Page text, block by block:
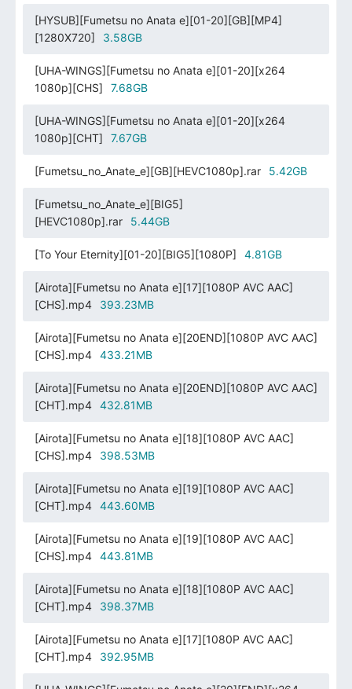
[HYSUB][Fumetsu no Anata e][01-20][GB][MP4]
[1280X720]
3.58GB
[UHA-WINGS][Fumetsu no Anata e][01-20][x264
1080p][CHS]
7.68GB
[UHA-WINGS][Fumetsu no Anata e][01-20][x264
1080p][CHT]
7.67GB
[Fumetsu_no_Anate_e][GB][HEVC1080p].rar 5.42GB
[Fumetsu_no_Anate_e][BIG5]
[HEVC1080p].rar
5.44GB
[To Your Eternity][01-20][BIG5][1080P] 4.81GB
[Airota][Fumetsu no Anata e][17][1080P AVC AAC]
[CHS].mp4
393.23MB
[Airota][Fumetsu no Anata e][20END][1080P AVC AAC]
[CHS].mp4
433.21MB
[Airota][Fumetsu no Anata e][20END][1080P AVC AAC]
[CHT].mp4
432.81MB
[Airota][Fumetsu no Anata e][18][1080P AVC AAC]
[CHS].mp4
398.53MB
[Airota][Fumetsu no Anata e][19][1080P AVC AAC]
[CHT].mp4
443.60MB
[Airota][Fumetsu no Anata e][19][1080P AVC AAC]
[CHS].mp4
443.81MB
[Airota][Fumetsu no Anata e][18][1080P AVC AAC]
[CHT].mp4
398.37MB
[Airota][Fumetsu no Anata e][17][1080P AVC AAC]
[CHT].mp4
392.95MB